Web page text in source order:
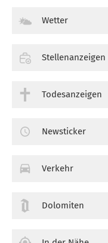
Wetter
Stellenanzeigen
Todesanzeigen
Newsticker
Verkehr
Dolomiten